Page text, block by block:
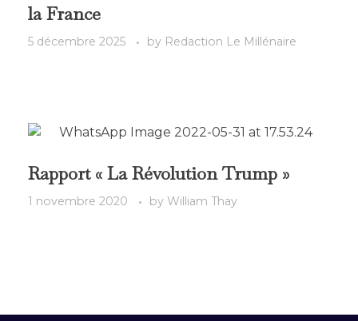
la France
5 décembre 2025 by Redaction Le Millénaire
Rapport « La Révolution Trump »
1 novembre 2020 by William Thay